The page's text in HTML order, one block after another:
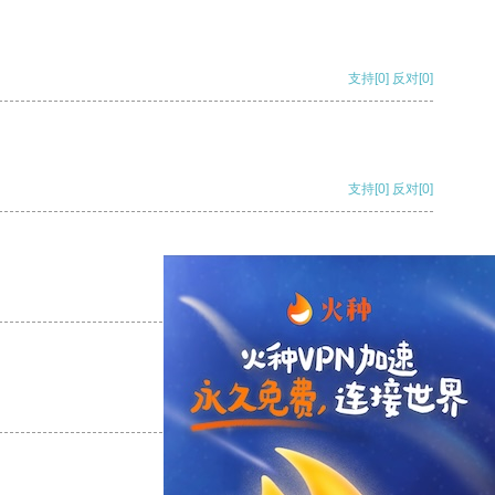
支持[0] 反对[0]
支持[0] 反对[0]
支持
支持[0] 反对[0]